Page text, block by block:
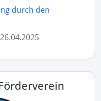
durch den